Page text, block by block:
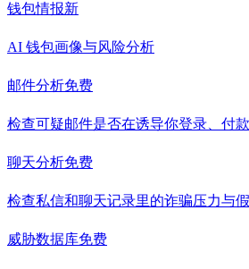
钱包情报新
AI 钱包画像与风险分析
邮件分析免费
检查可疑邮件是否在诱导你登录、付
聊天分析免费
检查私信和聊天记录里的诈骗压力与
威胁数据库免费